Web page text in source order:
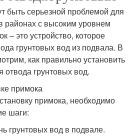
быть серьезной проблемой для
районах с высоким уровнем
– это устройство, которое
грунтовых вод из подвала. В
как правильно установить
отвода грунтовых вод.
примока
примока, необходимо
шаги:
грунтовых вод в подвале.